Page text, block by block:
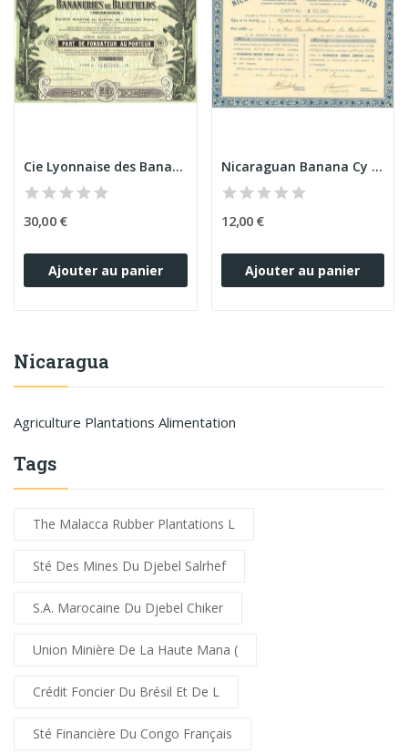
Nicaragua
Agriculture Plantations Alimentation
Tags
The Malacca Rubber Plantations L
Sté Des Mines Du Djebel Salrhef
S.A. Marocaine Du Djebel Chiker
Union Minière De La Haute Mana (
Crédit Foncier Du Brésil Et De L
Sté Financière Du Congo Français
Cie Lyonnaise des Bananeries de Bluefields...
30,00 €
Ajouter au panier
Nicaraguan Banana Cy Ltd (CN Act 1£)
12,00 €
Ajouter au panier